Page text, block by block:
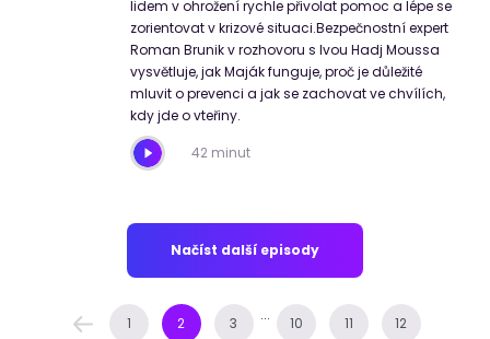
lidem v ohrožení rychle přivolat pomoc a lépe se
zorientovat v krizové situaci.Bezpečnostní expert
Roman Brunik v rozhovoru s Ivou Hadj Moussa
vysvětluje, jak Maják funguje, proč je důležité
mluvit o prevenci a jak se zachovat ve chvílích,
kdy jde o vteřiny.
42 minut
Načíst další episody
1 2 3 ... 10 11 12